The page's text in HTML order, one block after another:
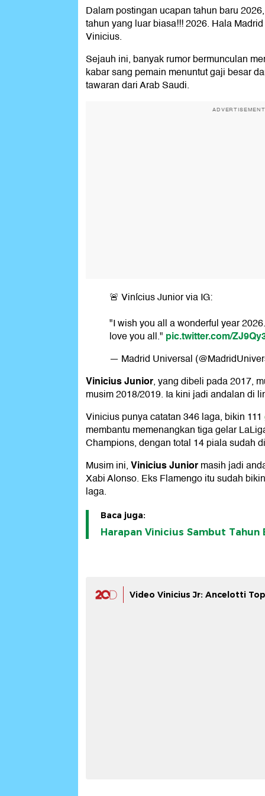
Dalam postingan ucapan tahun baru
tahun yang luar biasa!!! 2026. Hala
Vinicius.
Sejauh ini, banyak rumor bermunculan
kabar sang pemain menuntut gaji besar
tawaran dari Arab Saudi.
ADVERTISEMENT
🚨 Vinícius Junior via IG:
"I wish you all a wonderful year
love you all." pic.twitter.com/
— Madrid Universal
Vinicius Junior, yang dibeli pada 2017,
musim 2018/2019. Ia kini jadi andalan di
Vinicius punya catatan 346 laga, bikin 111
membantu memenangkan tiga gelar
Champions, dengan total 14 piala sudah
Musim ini,Vinicius Juniormasih jadi
Xabi Alonso. Eks Flamengo itu sudah
laga.
Baca juga:
Harapan Vinicius Sambut Tahun
Video Vinicius Jr: Ancelotti